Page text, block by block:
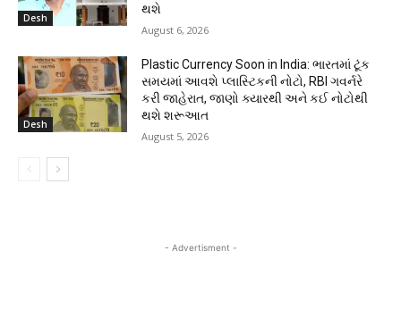
Desh
થશે
August 6, 2026
Desh
Plastic Currency Soon in India: ભારતમાં ટૂંક
સમયમાં આવશે પ્લાસ્ટિકની નોટો, RBI ગવર્નરે
કરી જાહેરાત, જાણો ક્યારથી અને કઈ નોટોથી
થશે શરૂઆત
August 5, 2026
- Advertisment -